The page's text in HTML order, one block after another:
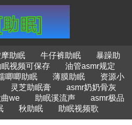
助眠 牛仔裤助眠
暴躁助
眠视频可保存
油管asmr规定
唧唧助眠 薄膜助眠
资源小
灵芝助眠膏
asmr奶奶骨灰
we 助眠溪流声
asmr极品
秋助眠 助眠视频歌